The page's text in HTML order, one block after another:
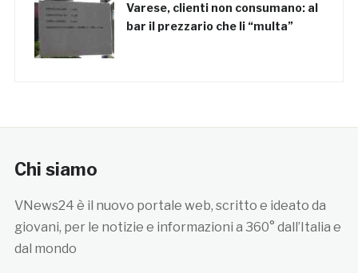
Varese, clienti non consumano: al
bar il prezzario che li “multa”
Chi siamo
VNews24 è il nuovo portale web, scritto e ideato da
giovani, per le notizie e informazioni a 360° dall’Italia e
dal mondo